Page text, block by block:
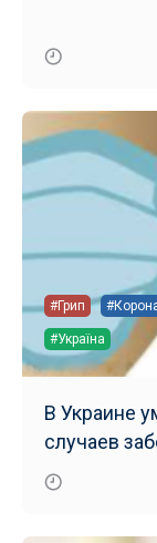
#Грип
#Україна
В Украине
случаев